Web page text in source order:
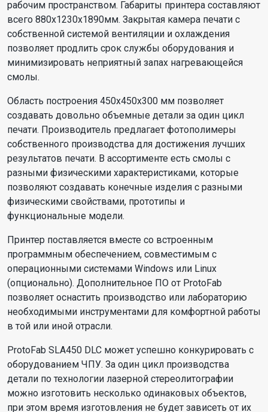
рабочим пространством. Габариты принтера составляют
всего 880х1230х1890мм. Закрытая камера печати с
собственной системой вентиляции и охлаждения
позволяет продлить срок службы оборудования и
минимизировать неприятный запах нагревающейся
смолы.
Область построения 450х450х300 мм позволяет
создавать довольно объемные детали за один цикл
печати. Производитель предлагает фотополимеры
собственного производства для достижения лучших
результатов печати. В ассортименте есть смолы с
разными физическими характеристиками, которые
позволяют создавать конечные изделия с разными
физическими свойствами, прототипы и
функциональные модели.
Принтер поставляется вместе со встроенным
программным обеспечением, совместимым с
операционными системами Windows или Linux
(опционально). Дополнительное ПО от ProtoFab
позволяет оснастить производство или лабораторию
необходимыми инструментами для комфортной работы
в той или иной отрасли.
ProtoFab SLA450 DLC может успешно конкурировать с
оборудованием ЧПУ. За один цикл производства
детали по технологии лазерной стереолитографии
можно изготовить несколько одинаковых объектов,
при этом время изготовления не будет зависеть от их